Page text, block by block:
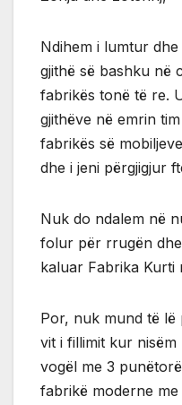
Ndihem i lumtur
gjithë së bashku në
fabrikës tonë të re.
gjithëve në emrin
fabrikës së
dhe i jeni përgjigjur
Nuk do ndalem në
folur për rrugën
kaluar Fabrika Kurti
Por, nuk mund të lë
vit i fillimit kur
vogël me 3
fabrikë moderne